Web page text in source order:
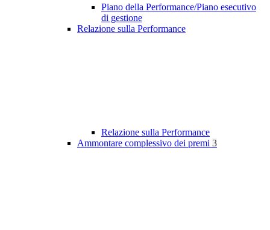
Piano della Performance/Piano esecutivo
di gestione
Relazione sulla Performance
Relazione sulla Performance
Ammontare complessivo dei premi 3